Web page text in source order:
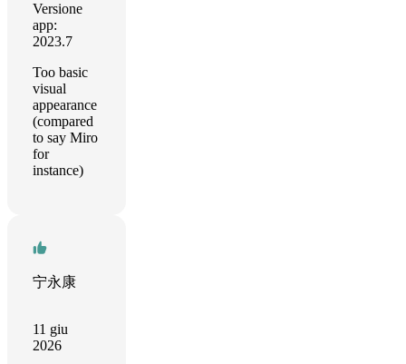
Versione
app:
2023.7
Too basic
visual
appearance
(compared
to say Miro
for
instance)
宁永康
11 giu
2026